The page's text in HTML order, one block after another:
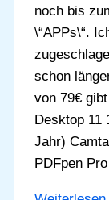
noch bis
\“APPs\“.
schon
von 79€
Desktop 11
Jahr)
PDFpen